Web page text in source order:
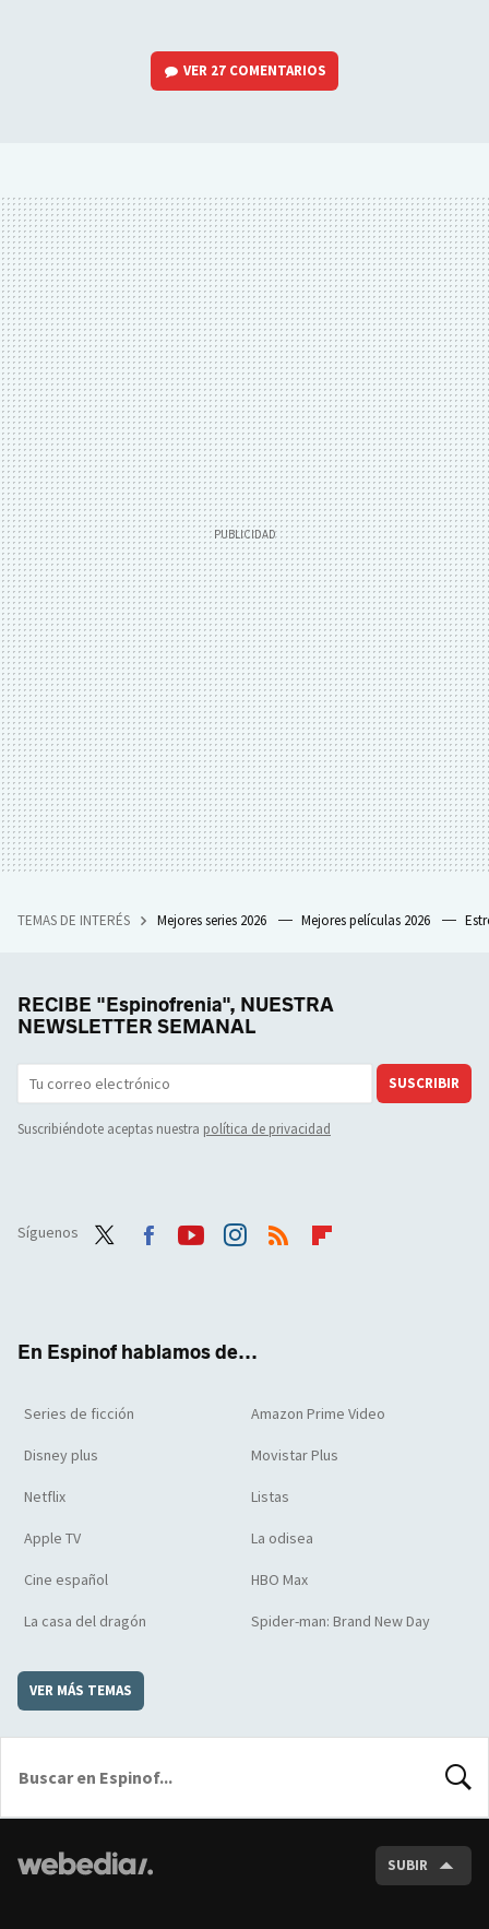
VER 27 COMENTARIOS
TEMAS DE INTERÉS Mejores series 2026 Mejores películas 2026
RECIBE "Espinofrenia", NUESTRA
NEWSLETTER SEMANAL
SUSCRIBIR
Suscribiéndote aceptas nuestra política de privacidad
Síguenos
En Espinof hablamos de...
Series de ficción Amazon Prime Video
Disney plus Movistar Plus
Netflix Listas
Apple TV La odisea
Cine español HBO Max
La casa del dragón Spider-man: Brand New Day
VER MÁS TEMAS
SUBIR